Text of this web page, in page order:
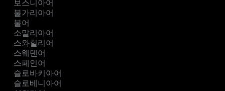
보스니아어
불가리아어
불어
소말리아어
스와힐리어
스웨덴어
스페인어
슬로바키아어
슬로베니아어